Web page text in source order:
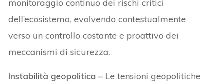
monitoraggio continuo dei rischi critici
dell’ecosistema, evolvendo contestualmente
verso un controllo costante e proattivo dei
meccanismi di sicurezza.
Instabilità geopolitica – Le tensioni geopolitiche